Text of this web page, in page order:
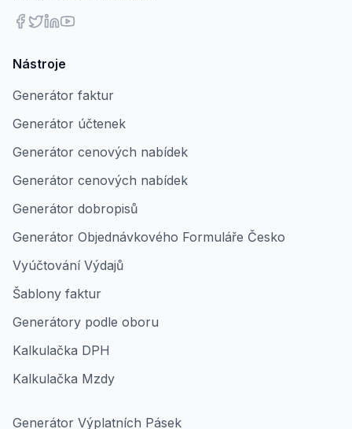
Nástroje
Generátor faktur
Generátor účtenek
Generátor cenových nabídek
Generátor cenových nabídek
Generátor dobropisů
Generátor Objednávkového Formuláře Česko
Vyúčtování Výdajů
Šablony faktur
Generátory podle oboru
Kalkulačka DPH
Kalkulačka Mzdy
Generátor Výplatních Pásek